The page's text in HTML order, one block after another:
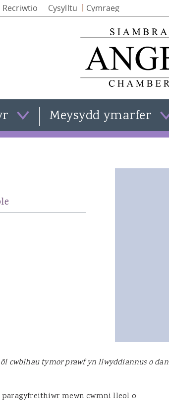
Skip to
main
content
Recriwtio Cysylltu
Kate Smith
Meysydd ymarfer
ôl cwblhau tymor prawf yn llwyddiannus o dan
mewn cwmni lleol o